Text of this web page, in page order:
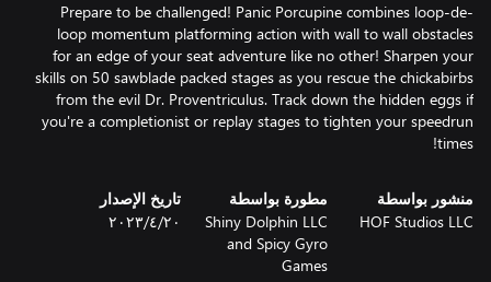
Prepare to be challenged! Panic Porcupine combines loop-de-
loop momentum platforming action with wall to wall obstacles
for an edge of your seat adventure like no other! Sharpen your
skills on 50 sawblade packed stages as you rescue the chickabirbs
from the evil Dr. Proventriculus. Track down the hidden eggs if
you're a completionist or replay stages to tighten your speedrun
times!
منشور بواسطة
HOF Studios LLC
مطورة بواسطة
Shiny Dolphin LLC
and Spicy Gyro
Games
تاريخ الإصدار
٢٠‏/٤‏/٢٠٢٣